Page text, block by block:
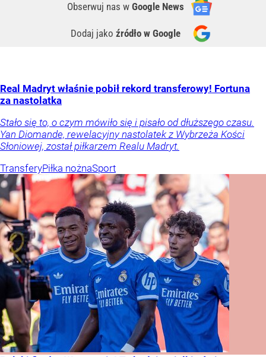
Obserwuj nas w Google News
Dodaj jako źródło w Google
Real Madryt właśnie pobił rekord transferowy! Fortuna
za nastolatka
Stało się to, o czym mówiło się i pisało od dłuższego czasu.
Yan Diomande, rewelacyjny nastolatek z Wybrzeża Kości
Słoniowej, został piłkarzem Realu Madryt.
TransferyPiłka nożnaSport